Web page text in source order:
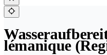
lémanique